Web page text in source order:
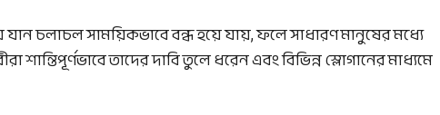
চলাচল সাময়িকভাবে বন্ধ হয়ে যায়, ফলে সাধারণ মানুষের মধ্যে
তাদের দাবি তুলে ধরেন এবং বিভিন্ন স্লোগানের মাধ্যমে